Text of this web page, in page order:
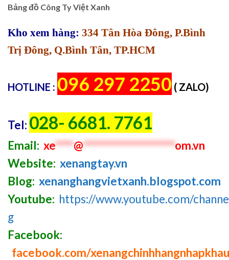
Bảng đồ Công Ty Việt Xanh
Kho xem hàng: 334 Tân Hòa Đông, P.Bình
Trị Đông, Q.Bình Tân, TP.HCM
HOTLINE : 096 297 2250 ( ZALO)
Tel: 028- 6681. 7761
Email: xe****@********************om.vn
Website: xenangtay.vn
Blog: xenanghangvietxanh.blogspot.com
Youtube: https://www.youtube.com/
g
Facebook:
facebook.com/xenangchinhhangnhapkhau